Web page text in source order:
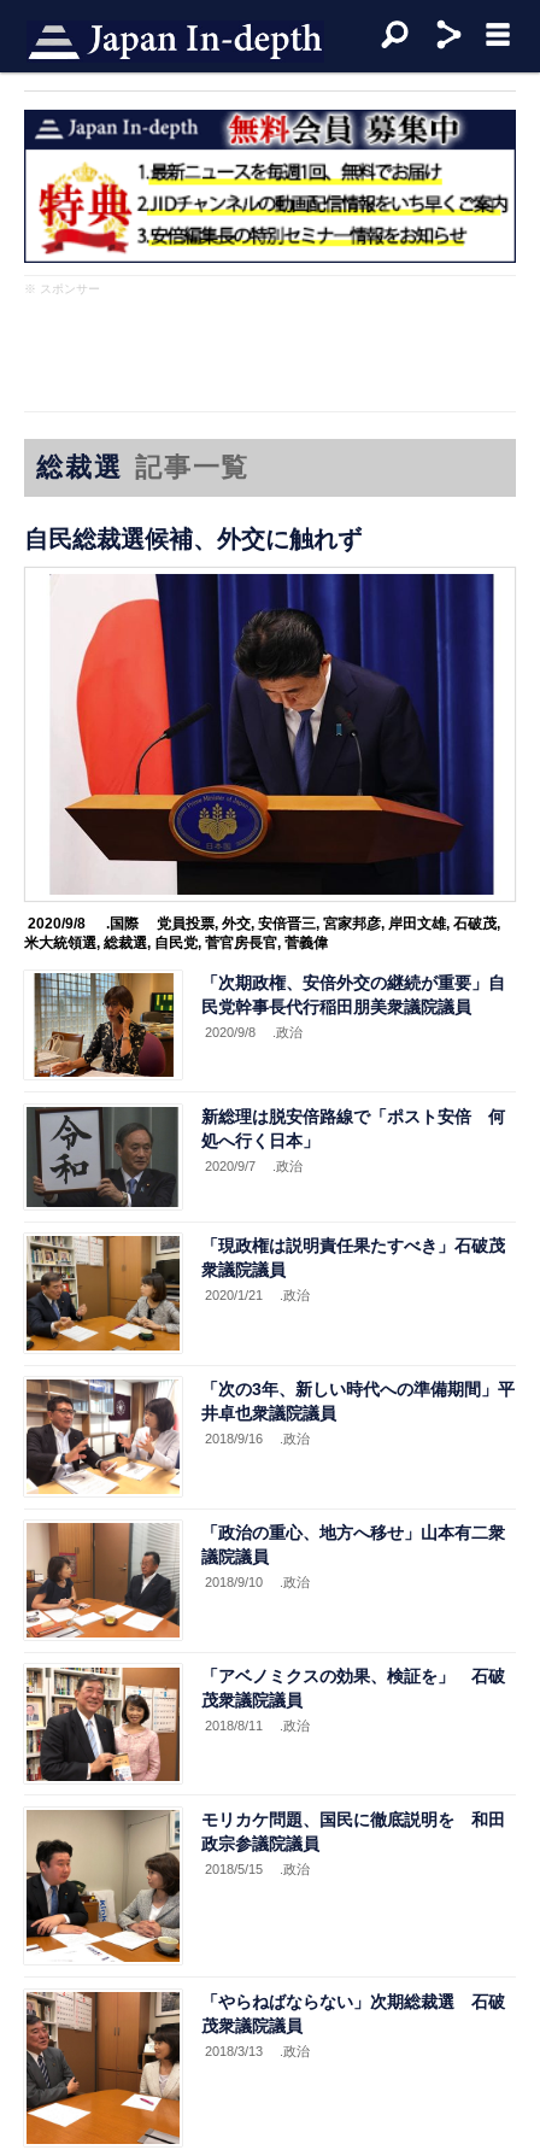
※ スポンサー
総裁選 記事一覧
自民総裁選候補、外交に触れず
2020/9/8 .国際 党員投票, 外交, 安倍晋三, 宮家邦彦, 岸田文雄, 石破茂,
米大統領選,総裁選, 自民党,菅官房長官,菅義偉
「次期政権、安倍外交の継続が重要」自
民党幹事長代行稲田朋美衆議院議員
2020/9/8 .政治
新総理は脱安倍路線で「ポスト安倍 何
処へ行く日本」
2020/9/7 .政治
「現政権は説明責任果たすべき」石破茂
衆議院議員
2020/1/21 .政治
「次の3年、新しい時代への準備期間」平
井卓也衆議院議員
2018/9/16 .政治
「政治の重心、地方へ移せ」山本有二衆
議院議員
2018/9/10 .政治
「アベノミクスの効果、検証を」 石破
茂衆議院議員
2018/8/11 .政治
モリカケ問題、国民に徹底説明を 和田
政宗参議院議員
2018/5/15 .政治
「やらねばならない」次期総裁選 石破
茂衆議院議員
2018/3/13 .政治